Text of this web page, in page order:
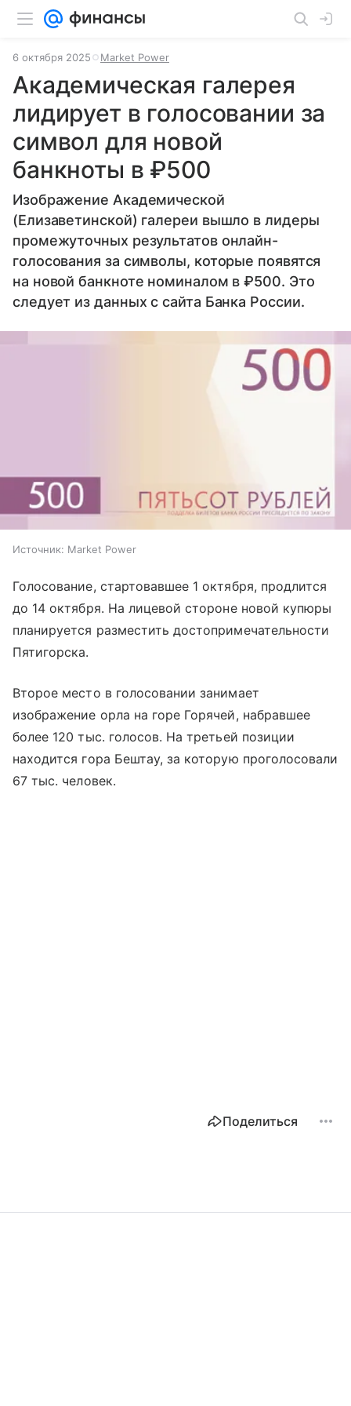
6 октября 2025 Market Power
Академическая галерея
лидирует в голосовании за
символ для новой
банкноты в ₽500
Изображение Академической
(Елизаветинской) галереи вышло в лидеры
промежуточных результатов онлайн-
голосования за символы, которые появятся
на новой банкноте номиналом в ₽500. Это
следует из данных с сайта Банка России.
Источник: Market Power
Голосование, стартовавшее 1 октября, продлится
до 14 октября. На лицевой стороне новой купюры
планируется разместить достопримечательности
Пятигорска.
Второе место в голосовании занимает
изображение орла на горе Горячей, набравшее
более 120 тыс. голосов. На третьей позиции
находится гора Бештау, за которую проголосовали
67 тыс. человек.
Поделиться